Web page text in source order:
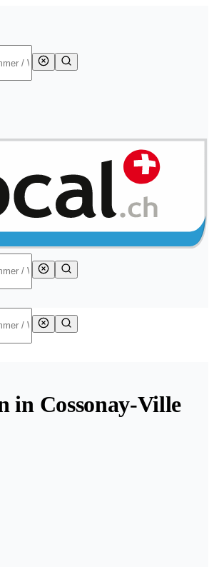
in Cossonay-Ville